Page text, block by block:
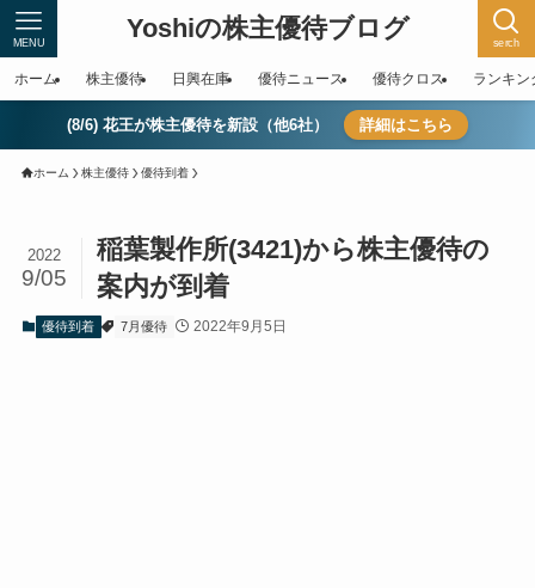
Yoshiの株主優待ブログ serch
MENU
ホーム 株主優待 日興在庫 優待ニュース 優待クロス ランキン
(8/6) 花王が株主優待を新設（他6社） 詳細はこちら
ホーム 株主優待 優待到着
稲葉製作所(3421)から株主優待の
案内が到着
2022
9/05
優待到着 7月優待 2022年9月5日